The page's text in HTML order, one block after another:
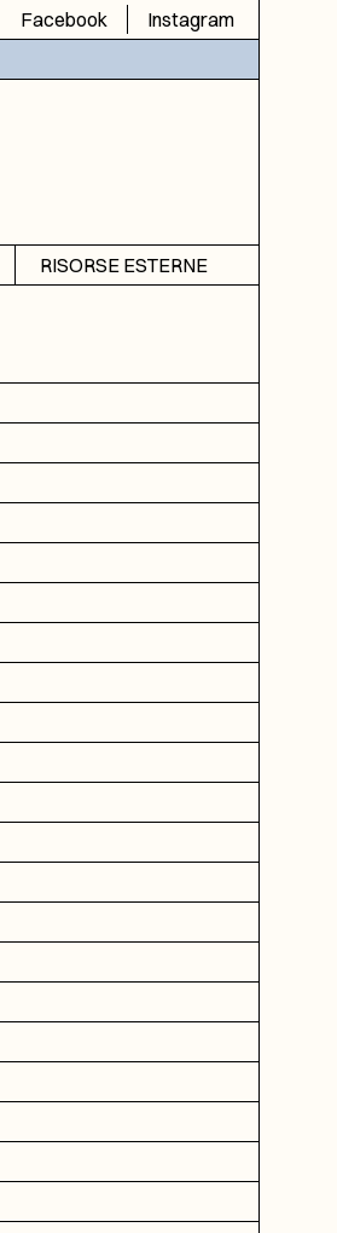
Facebook
Instagram
RISORSE ESTERNE
DGA
ICAR